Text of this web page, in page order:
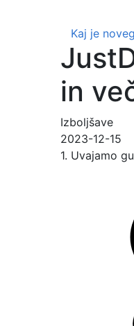
Kaj je
in
Izboljšave
2023-12-15
1. Uvajamo